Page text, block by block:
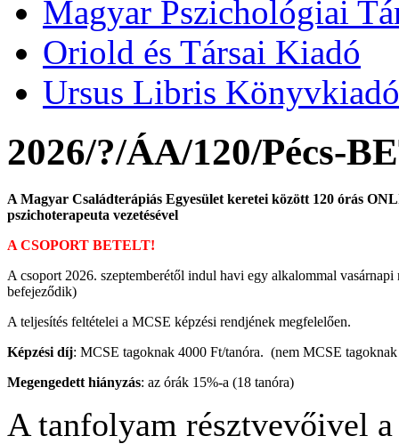
Magyar Pszichológiai
Oriold és Társai Kiadó
Ursus Libris Könyvkiadó
2026/?/ÁA/120/Pécs-
A Magyar Családterápiás Egyesület keretei között 120 órás
pszichoterapeuta vezetésével
A CSOPORT BETELT!
A csoport 2026. szeptemberétől indul havi egy alkalommal
befejeződik)
A teljesítés feltételei a MCSE képzési rendjének megfelelően.
Képzési díj: MCSE tagoknak 4000 Ft/tanóra. (nem MCSE
Megengedett hiányzás: az órák 15%-a (18 tanóra)
A tanfolyam résztvevőivel